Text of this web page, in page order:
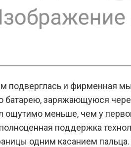
подверглась и фирменная
батарею, заряжающуюся
ощутимо меньше, чем у
поддержка
одним касанием